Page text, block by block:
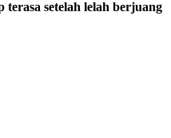
setelah lelah berjuang